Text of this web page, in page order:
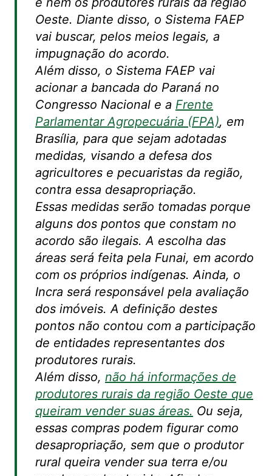
Oeste. Diante disso, o Sistema FAEP
vai buscar, pelos meios legais, a
impugnação do acordo.
Além disso, o Sistema FAEP vai
acionar a bancada do Paraná no
Congresso Nacional e a Frente
Parlamentar Agropecuária (FPA), em
Brasília, para que sejam adotadas
medidas, visando a defesa dos
agricultores e pecuaristas da região,
contra essa desapropriação.
Essas medidas serão tomadas porque
alguns dos pontos que constam no
acordo são ilegais. A escolha das
áreas será feita pela Funai, em acordo
com os próprios indígenas. Ainda, o
Incra será responsável pela avaliação
dos imóveis. A definição destes
pontos não contou com a participação
de entidades representantes dos
produtores rurais.
Além disso, não há informações de
produtores rurais da região Oeste que
queiram vender suas áreas. Ou seja,
essas compras podem figurar como
desapropriação, sem que o produtor
rural queira vender sua terra e/ou